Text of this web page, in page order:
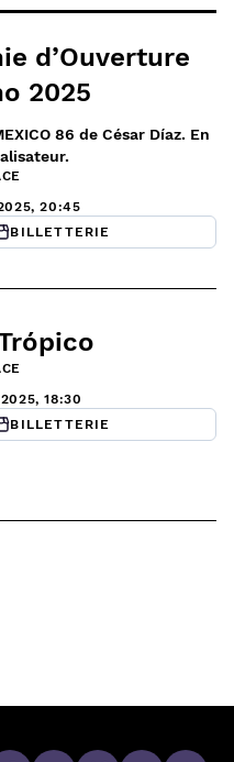
d’Ouverture
2025
86 de César Díaz. En
20:45
BILLETTERIE
18:30
BILLETTERIE